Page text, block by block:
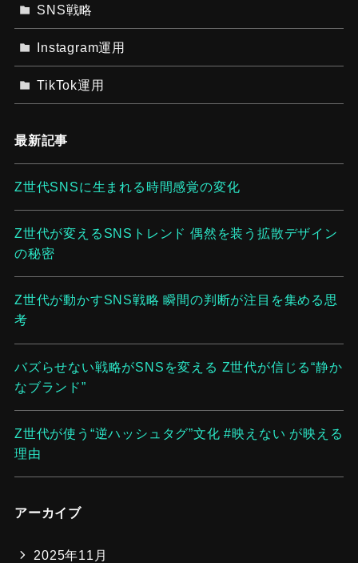
SNS戦略
Instagram運用
TikTok運用
最新記事
Z世代SNSに生まれる時間感覚の変化
Z世代が変えるSNSトレンド 偶然を装う拡散デザイン
の秘密
Z世代が動かすSNS戦略 瞬間の判断が注目を集める思
考
バズらせない戦略がSNSを変える Z世代が信じる“静か
なブランド”
Z世代が使う“逆ハッシュタグ”文化 #映えない が映える
理由
アーカイブ
2025年11月